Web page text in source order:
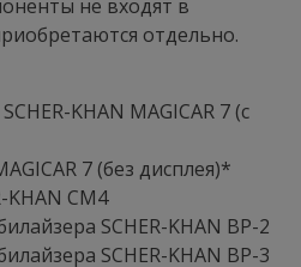
не входят в
отдельно.
KHAN MAGICAR 7 (с
7 (без дисплея)*
KHAN CM4
SCHER-KHAN BP-2
SCHER-KHAN BP-3